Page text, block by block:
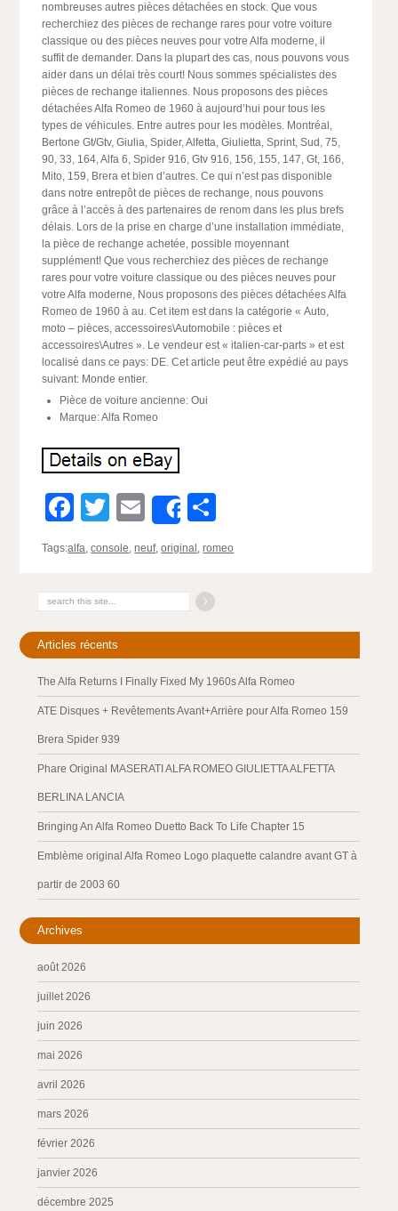
nombreuses autres pièces détachées en stock. Que vous
recherchiez des pièces de rechange rares pour votre voiture
classique ou des pièces neuves pour votre Alfa moderne, il
suffit de demander. Dans la plupart des cas, nous pouvons vous
aider dans un délai très court! Nous sommes spécialistes des
pièces de rechange italiennes. Nous proposons des pièces
détachées Alfa Romeo de 1960 à aujourd’hui pour tous les
types de véhicules. Entre autres pour les modèles. Montréal,
Bertone Gt/Gtv, Giulia, Spider, Alfetta, Giulietta, Sprint, Sud, 75,
90, 33, 164, Alfa 6, Spider 916, Gtv 916, 156, 155, 147, Gt, 166,
Mito, 159, Brera et bien d’autres. Ce qui n’est pas disponible
dans notre entrepôt de pièces de rechange, nous pouvons
grâce à l’accès à des partenaires de renom dans les plus brefs
délais. Lors de la prise en charge d’une installation immédiate,
la pièce de rechange achetée, possible moyennant
supplément! Que vous recherchiez des pièces de rechange
rares pour votre voiture classique ou des pièces neuves pour
votre Alfa moderne, Nous proposons des pièces détachées Alfa
Romeo de 1960 à au. Cet item est dans la catégorie « Auto,
moto – pièces, accessoires\Automobile : pièces et
accessoires\Autres ». Le vendeur est « italien-car-parts » et est
localisé dans ce pays: DE. Cet article peut être expédié au pays
suivant: Monde entier.
Pièce de voiture ancienne: Oui
Marque: Alfa Romeo
Facebook
Twitter
EmailShare
Tags:alfa,console,neuf,original ,romeo
Articles récents
The Alfa Returns I Finally Fixed My 1960s Alfa Romeo
ATE Disques + Revêtements Avant+Arrière pour Alfa Romeo 159
Brera Spider 939
Phare Original MASERATI ALFA ROMEO GIULIETTA ALFETTA
BERLINA LANCIA
Bringing An Alfa Romeo Duetto Back To Life Chapter 15
Emblème original Alfa Romeo Logo plaquette calandre avant GT à
partir de 2003 60
Archives
août 2026
juillet 2026
juin 2026
mai 2026
avril 2026
mars 2026
février 2026
janvier 2026
décembre 2025